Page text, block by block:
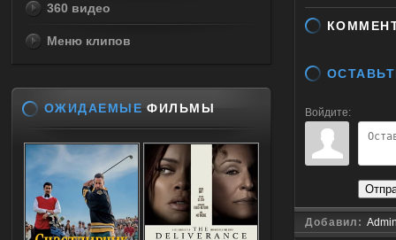
Войдите:
Добавил:
360 видео
Меню клипов
ОЖИДАЕМЫЕ ФИЛЬМЫ